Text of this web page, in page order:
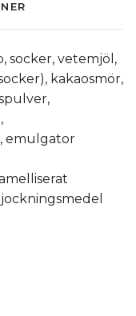
socker, vetemjöl,
kakaosmör,
emulgator